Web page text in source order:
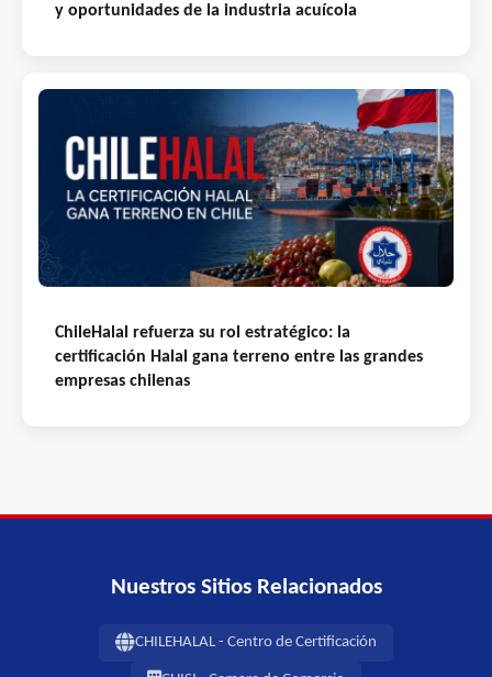
y oportunidades de la industria acuícola
ChileHalal refuerza su rol estratégico: la
certificación Halal gana terreno entre las grandes
empresas chilenas
Nuestros Sitios Relacionados
CHILEHALAL - Centro de Certificación